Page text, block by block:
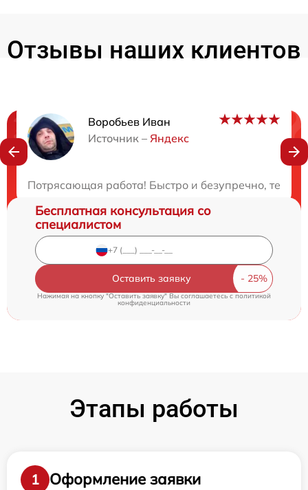
Отзывы наших клиентов
Воробьев Иван
Источник – Яндекс
Потрясающая работа! Быстро и безупречно,
Нужна консультация?
Бесплатная консультация со
специалистом
Оставить заявку
Нажимая на кнопку "Оставить заявку" Вы соглашаетесь cполитикой
конфиденциальности
Этапы работы
1
Оформление заявки